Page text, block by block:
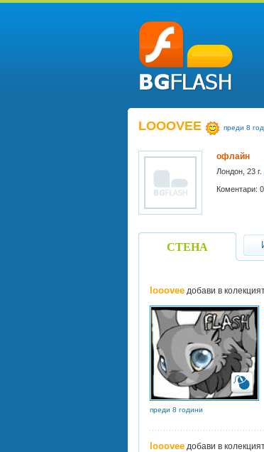
LOOOVEE преди 8
офлайн
Лондон, 23 г.
Коментари:
СТЕНА
loooveeдобави в
преди 8 години
loooveeдобави в